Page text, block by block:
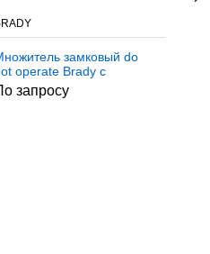
замковый do
operate Brady с
5 шт
запросу